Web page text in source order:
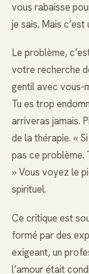
vous rabaisse
je sais. Mais
Le problème,
votre recherche
gentil avec vous-
Tu es trop
arriveras jamais.
de la thérapie. «
pas ce problème.
» Vous voyez le
spirituel.
Ce critique est
formé par des
exigeant, un
l’amour était